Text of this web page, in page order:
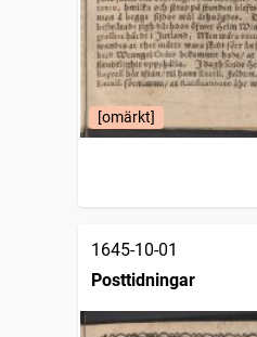
[omärkt]
1645-10-01
Posttidningar